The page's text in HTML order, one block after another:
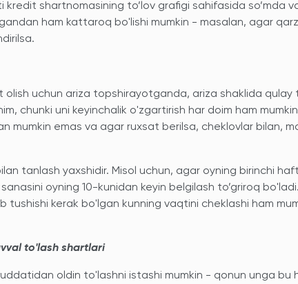
kredit shartnomasining to’lov grafigi sahifasida so’mda
ham kattaroq bo'lishi mumkin - masalan, agar
olish uchun ariza topshirayotganda, ariza shaklida qulay
chunki uni keyinchalik o'zgartirish har doim ham
mumkin emas va agar ruxsat berilsa, cheklovlar bilan,
tanlash yaxshidir. Misol uchun, agar oyning birinchi
oyning 10-kunidan keyin belgilash to’griroq
tushishi kerak bo'lgan kunning vaqtini cheklashi ham
to'lash shartlari
oldin to'lashni istashi mumkin - qonun unga bu